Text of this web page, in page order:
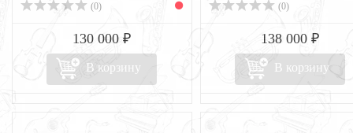
(0)
130 000 ₽
В корзину
(0)
138 000 ₽
В корзину